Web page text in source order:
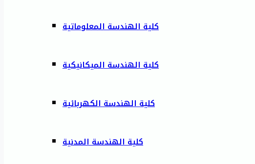
كلية الهندسة المعلوماتية
كلية الهندسة الميكانيكية
كلية الهندسة الكهربائية
كلية الهندسة المدنية